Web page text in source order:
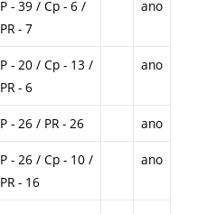
P - 39 / Cp - 6 /
PR - 7
ano
P - 20 / Cp - 13 /
PR - 6
ano
P - 26 / PR - 26 ano
P - 26 / Cp - 10 /
PR - 16
ano